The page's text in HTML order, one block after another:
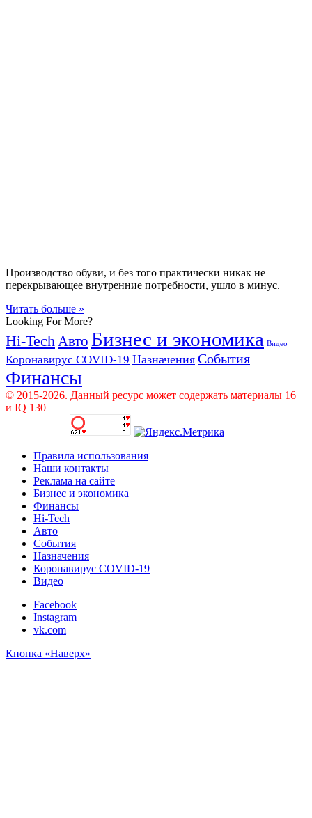
Производство обуви, и без того практически никак не
перекрывающее внутренние потребности, ушло в минус.
Читать больше »
Looking For More?
Hi-TechАвто Бизнес и экономика Видео
Коронавирус COVID-19 Назначения События
Финансы
© 2015-2026. Данный ресурс может содержать материалы 16+
и IQ 130
Правила использования
Наши контакты
Реклама на сайте
Бизнес и экономика
Финансы
Hi-Tech
Авто
События
Назначения
Коронавирус COVID-19
Видео
Facebook
Instagram
vk.com
Кнопка «Наверх»